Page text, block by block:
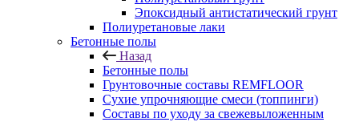
Эпоксидный антистатический грунт
Полиуретановые лаки
Бетонные полы
Назад
Бетонные полы
Грунтовочные составы REMFLOOR
Сухие упрочняющие смеси (топпинги)
Составы по уходу за свежевыложенным